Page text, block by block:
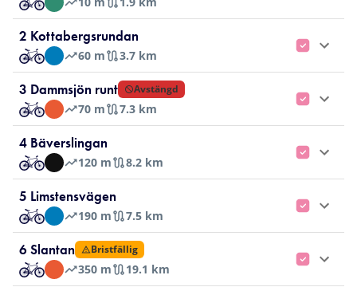
2 Kottabergsrundan
60 m 3.7 km
3 Dammsjön runt Avstängd
70 m 7.3 km
4 Bäverslingan
120 m 8.2 km
5 Limstensvägen
190 m 7.5 km
6 Slantan Bristfällig
350 m 19.1 km